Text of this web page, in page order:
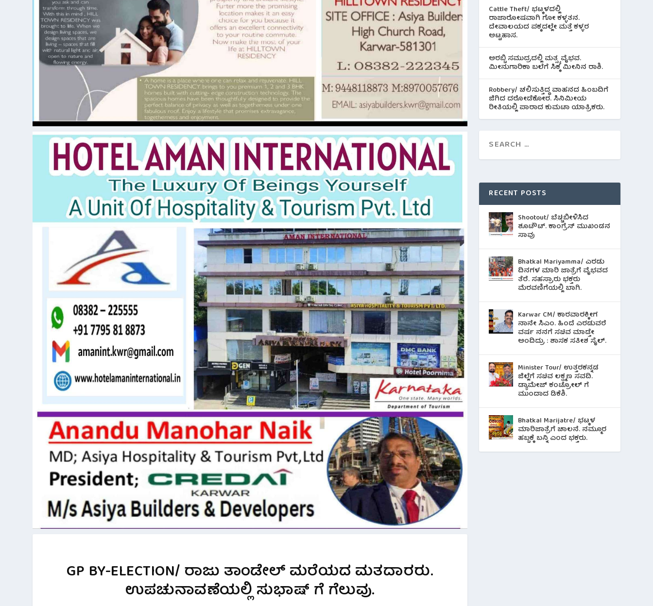
GP BY-ELECTION/ ರಾಜು ತಾಂಡೇಲ್ ಮರೆಯದ ಮತದಾರರು.
ಉಪಚುನಾವಣೆಯಲ್ಲಿ ಸುಭಾಷ್ ಗೆ ಗೆಲುವು.
Cattle Theft/ ಭಟ್ಕಳದಲ್ಲಿ
ರಾಜಾರೋಷವಾಗಿ ಗೋ ಕಳ್ಳತನ.
ದೇವಾಲಯದ ಪಕ್ಕದಲ್ಲೇ ಮತ್ತೆ ಕಳ್ಳರ
ಅಟ್ಟಹಾಸ.
ಅರಬ್ಬಿ ಸಮುದ್ರದಲ್ಲಿ ಮತ್ಸ್ಯ ವೈಭವ.
ಮೀನುಗಾರಿಕಾ ಬಲೆಗೆ ಸಿಕ್ಕ ಮೀನಿನ‌ ರಾಶಿ.
Robbery/ ಚಲಿಸುತ್ತಿದ್ದ ವಾಹನದ ಹಿಂಬದಿಗೆ
ಜಿಗಿದ ದರೋಡೆಕೋರ. ಸಿನಿಮೀಯ
ರೀತಿಯಲ್ಲಿ ಪಾರಾದ ಕುಮಟಾ ಯಾತ್ರಿಕರು.
RECENT POSTS
Shootout/ ಬೆಚ್ಚಿಬೀಳಿಸಿದ
ಶೂಟೌಟ್‌. ಕಾಂಗ್ರೆಸ್ ಮುಖಂಡನ
ಸಾವು
Bhatkal Mariyamma/ ಎರಡು
ದಿನಗಳ ಮಾರಿ ಜಾತ್ರೆಗೆ ವೈಭವದ
ತೆರೆ. ಸಹಸ್ರಾರು ಭಕ್ತರು
ಮೆರವಣಿಗೆಯಲ್ಲಿ ಬಾಗಿ.
Karwar CM/ ಕಾರವಾರಕ್ಕೀಗ
ನಾನೇ ಸಿಎಂ. ಹಿಂದೆ ಎರಡುವರೆ
ವರ್ಷ ನನಗೆ ಸಚಿವ ಮಾಡ್ತೇ
ಅಂದಿದ್ರು : ಶಾಸಕ ಸತೀಶ ಸೈಲ್.
Minister Tour/ ಉತ್ತರಕನ್ನಡ
ಜಿಲ್ಲೆಗೆ ಸಚಿವ ಲಕ್ಷ್ಮಣ ಸವದಿ.
ಡ್ಯಾಮೇಜ್ ಕಂಟ್ರೋಲ್ ಗೆ
ಮುಂದಾದ ಡಿಕೆಶಿ.
Bhatkal Marijatre/ ಭಟ್ಕಳ
ಮಾರಿಜಾತ್ರೆಗೆ ಚಾಲನೆ. ನಮ್ಮೂರ
ಹಬ್ಬಕ್ಕೆ ಬನ್ನಿ ಎಂದ ಭಕ್ತರು.